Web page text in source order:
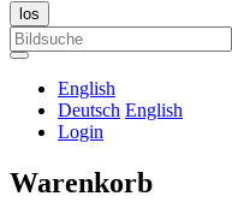
English
Deutsch English
Login
Warenkorb